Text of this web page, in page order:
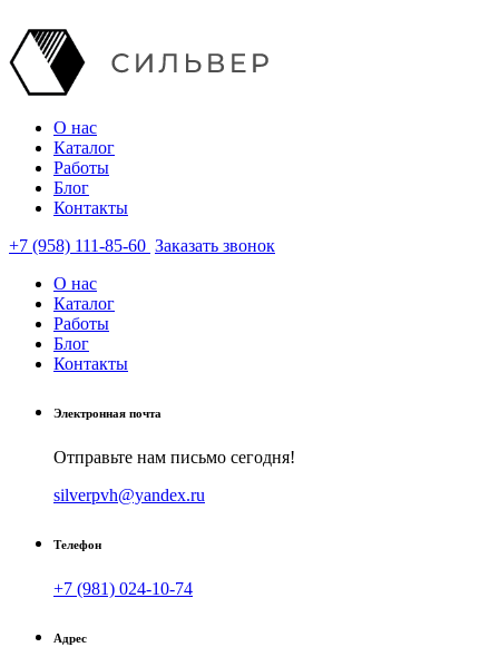
О нас
Каталог
Работы
Блог
Контакты
+7 (958) 111-85-60 Заказать звонок
О нас
Каталог
Работы
Блог
Контакты
Электронная почта
Отправьте нам письмо сегодня!
silverpvh@yandex.ru
Телефон
+7 (981) 024-10-74
Адрес